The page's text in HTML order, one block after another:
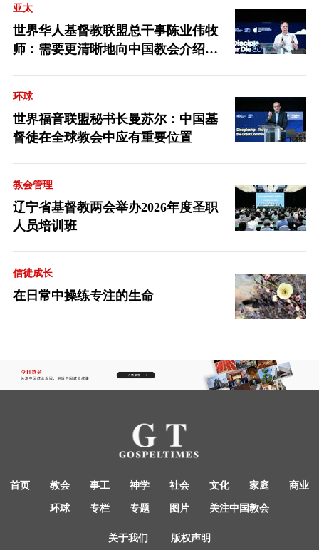
亚太
世界华人基督教联盟总干事陈业伟牧
师：需要更清晰地向中国教会介绍福
环球
世界福音联盟秘书长曼苏尔：中国基
督徒在全球教会中应有重要位置
教会管理
辽宁省基督教两会举办2026年度圣职
人员培训班
信徒成长
在日常中操练专注的生命
首页 教会 事工 神学 社会 文化 家庭 商业
环球 专栏 专题 图片 关注中国教会
关于我们 版权声明